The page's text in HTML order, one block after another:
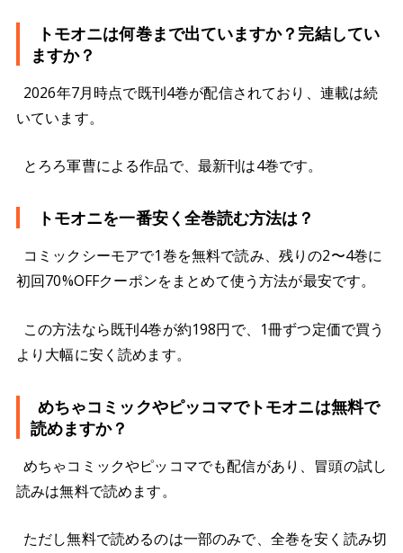
トモオニは何巻まで出ていますか？完結してい
ますか？
2026年7月時点で既刊4巻が配信されており、連載は続
いています。
とろろ軍曹による作品で、最新刊は4巻です。
トモオニを一番安く全巻読む方法は？
コミックシーモアで1巻を無料で読み、残りの2〜4巻に
初回70%OFFクーポンをまとめて使う方法が最安です。
この方法なら既刊4巻が約198円で、1冊ずつ定価で買う
より大幅に安く読めます。
めちゃコミックやピッコマでトモオニは無料で
読めますか？
めちゃコミックやピッコマでも配信があり、冒頭の試し
読みは無料で読めます。
ただし無料で読めるのは一部のみで、全巻を安く読み切